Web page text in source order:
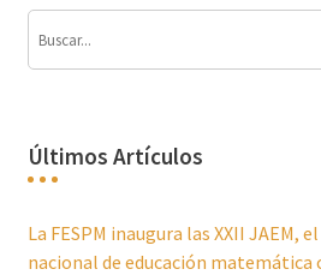
Últimos Artículos
La FESPM inaugura las XXII JAEM,
nacional de educación matemática